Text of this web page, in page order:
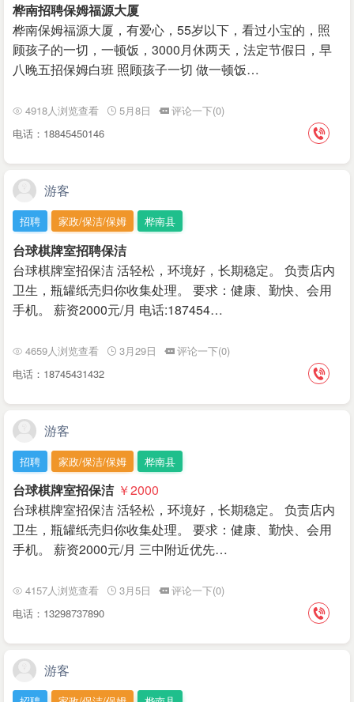
桦南招聘保姆福源大厦
桦南保姆福源大厦，有爱心，55岁以下，看过小宝的，照
顾孩子的一切，一顿饭，3000月休两天，法定节假日，早
八晚五招保姆白班 照顾孩子一切 做一顿饭…
4918人浏览查看 5月8日
评论一下(0)
电话：18845450146
游客
招聘 家政/保洁/保姆 桦南县
台球棋牌室招聘保洁
台球棋牌室招保洁 活轻松，环境好，长期稳定。 负责店内
卫生，瓶罐纸壳归你收集处理。 要求：健康、勤快、会用
手机。 薪资2000元/月 电话:187454…
4659人浏览查看 3月29日
评论一下(0)
电话：18745431432
游客
招聘 家政/保洁/保姆 桦南县
台球棋牌室招保洁 ￥2000
台球棋牌室招保洁 活轻松，环境好，长期稳定。 负责店内
卫生，瓶罐纸壳归你收集处理。 要求：健康、勤快、会用
手机。 薪资2000元/月 三中附近优先…
4157人浏览查看 3月5日
评论一下(0)
电话：13298737890
游客